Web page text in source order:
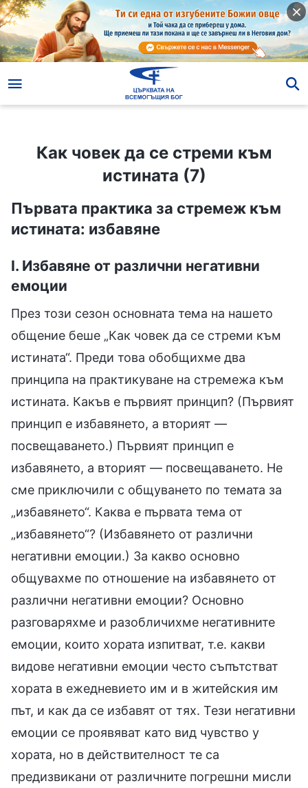
Как човек да се стреми към истината (7)
Как човек да се стреми към
истината (7)
Първата практика за стремеж към
истината: избавяне
I. Избавяне от различни негативни
емоции
През този сезон основната тема на нашето
общение беше „Как човек да се стреми към
истината“. Преди това обобщихме два
принципа на практикуване на стремежа към
истината. Какъв е първият принцип? (Първият
принцип е избавянето, а вторият —
посвещаването.) Първият принцип е
избавянето, а вторият — посвещаването. Не
сме приключили с общуването по темата за
„избавянето“. Каква е първата тема от
„избавянето“? (Избавянето от различни
негативни емоции.) За какво основно
общувахме по отношение на избавянето от
различни негативни емоции? Основно
разговаряхме и разобличихме негативните
емоции, които хората изпитват, т.е. какви
видове негативни емоции често съпътстват
хората в ежедневието им и в житейския им
път, и как да се избавят от тях. Тези негативни
емоции се проявяват като вид чувство у
хората, но в действителност те са
предизвикани от различните погрешни мисли